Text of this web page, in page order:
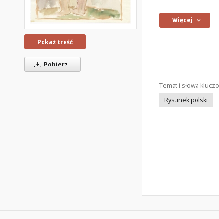
Pokaż treść
Pobierz
Więcej
Temat i słowa
Rysunek polski